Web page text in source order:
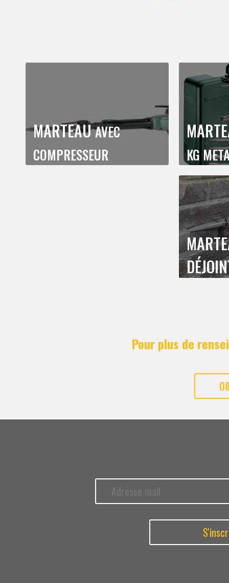
MARTEAUAVEC
COMPRESSEUR
KG
Pour plus de